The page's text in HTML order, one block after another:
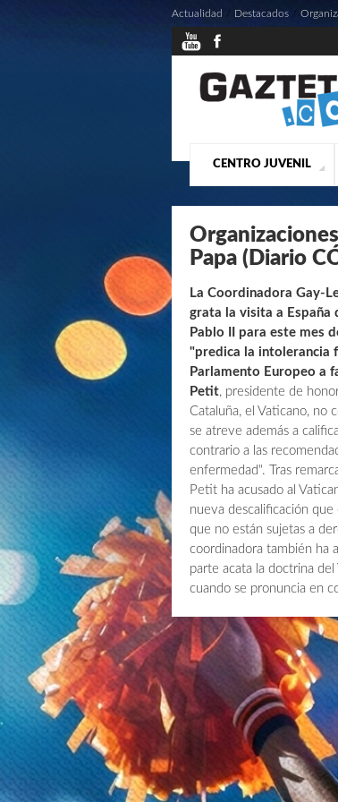
CENTRO JUVENIL
¿QUIENES SOMOS?
Actualidad / Destacados /
Papa (Diario
La Coordinadora Gay-
grata la visita a España
Pablo II para este mes
"predica la intolerancia
Parlamento Europeo a
Petit, presidente de
Cataluña, el Vaticano, no
se atreve además a
contrario a las
enfermedad". Tras
Petit ha acusado al
nueva descalificación
que no están sujetas a
coordinadora también ha
parte acata la doctrina
cuando se pronuncia en